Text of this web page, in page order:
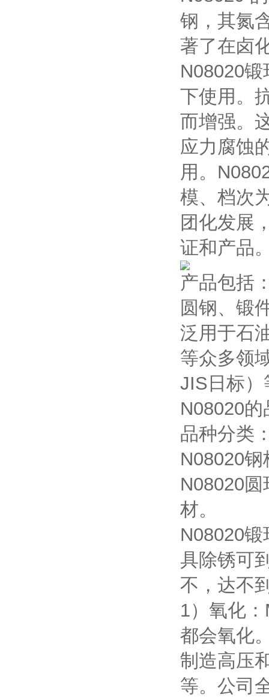
钢，其氮
著了在卤
N08020
下使用。
而增强。
应力腐蚀
用。
模、档次
团化发展
证和产品
产品包括
圆钢、锻
泛用于石
等众多领
JIS日标
N08020
品种分类
N08020
N08020
材。
N08020
具除锈可
不，达不
1）氧化
都会氧化
制造高压
等。公司